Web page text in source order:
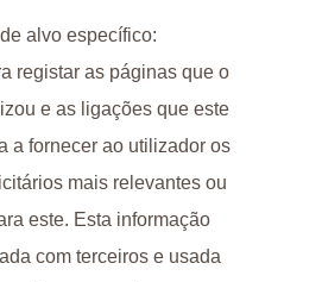
alvo específico:
registar as páginas que o
e as ligações que este
a fornecer ao utilizador os
mais relevantes ou
este. Esta informação
com terceiros e usada